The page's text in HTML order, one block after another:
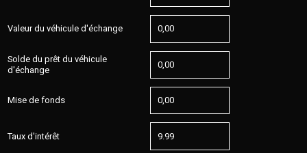
Valeur du véhicule d'échange
Solde du prêt du véhicule
d'échange
Mise de fonds
Taux d'intérêt